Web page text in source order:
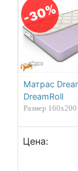
-30%
Матрас
DreamRoll
Размер 160х200
Цена: